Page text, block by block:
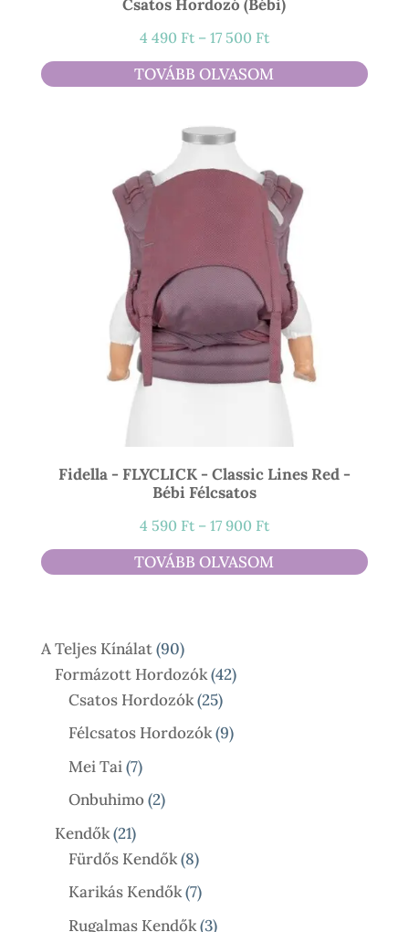
Csatos Hordozó (bébi)
4 490 Ft – 17 500 FtÁrtartomány:
4
490 Ft
TOVÁBB OLVASOM
Fidella - FLYCLICK - Classic Lines Red -
Bébi Félcsatos
4 590 Ft – 17 900 FtÁrtartomány:
4
590 Ft
TOVÁBB OLVASOM
A Teljes Kínálat 9090
Termék
Formázott Hordozók 4242
Csatos Hordozók 2525
Termék
Félcsatos Hordozók 99
Mei Tai 77
Termék
Onbuhimo 22
Kendők 2121
Termék
Fürdős Kendők 88
Termék
Karikás Kendők 77
Termék
Rugalmas Kendők 33